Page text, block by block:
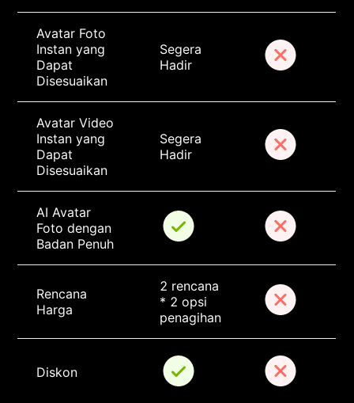
Avatar Foto
Instan yang
Dapat
Disesuaikan
Segera
Hadir
Avatar Video
Instan yang
Dapat
Disesuaikan
Segera
Hadir
AI Avatar
Foto dengan
Badan Penuh
Rencana
Harga
2 rencana
* 2 opsi
penagihan
Diskon